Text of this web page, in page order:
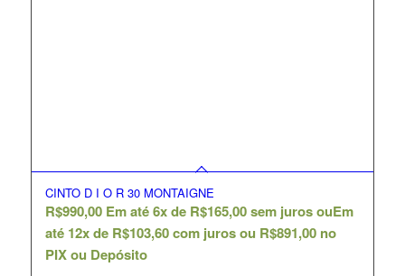
CINTO D I O R 30 MONTAIGNE
R$990,00 Em até 6x de R$165,00sem juros ouEm
até 12x de R$103,60com juros ou R$891,00 no
PIX ou Depósito